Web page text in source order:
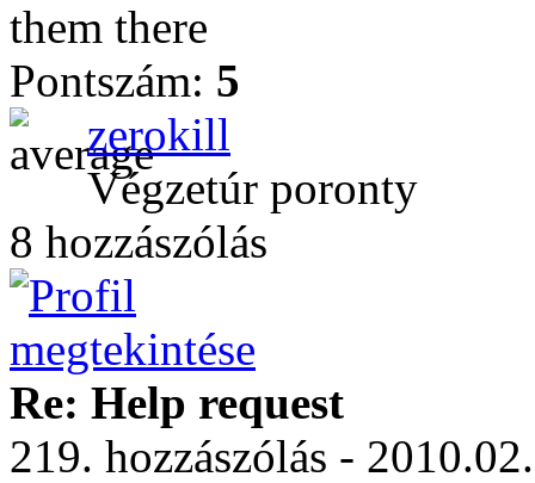
them there
Pontszám: 5
zerokill
Végzetúr poronty
8 hozzászólás
Re: Help request
219. hozzászólás -